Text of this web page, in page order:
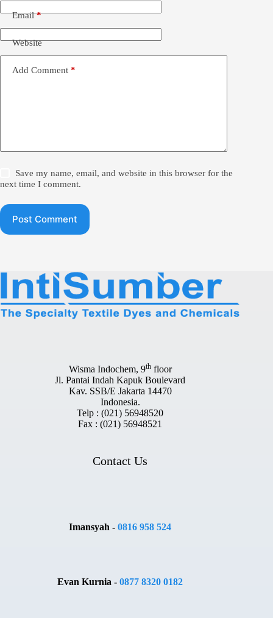
Email*
Website
Add Comment *
Save my name, email, and website in this browser for the
next time I comment.
Post Comment
Wisma Indochem, 9thfloor
Jl. Pantai Indah Kapuk Boulevard
Kav. SSB/E Jakarta 14470
Indonesia.
Telp : (021) 56948520
Fax : (021) 56948521
Contact Us
Imansyah -0816 958 524
Evan Kurnia -0877 8320 0182